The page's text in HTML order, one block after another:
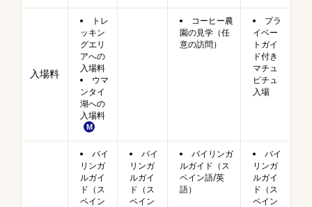
入場料
トレ
ッキン
グエリ
アへの
入場料
ウマ
ンタイ
湖への
入場料
コーヒー農
園の見学（任
意の訪問）
プラ
イベー
トガイ
ド付き
マチュ
ピチュ
入場
バイ
リンガ
ルガイ
ド（ス
ペイン
バイ
リンガ
ルガイ
ド（ス
ペイン
バイリンガ
ルガイド（ス
ペイン語/英
語）
バイ
リンガ
ルガイ
ド（ス
ペイン